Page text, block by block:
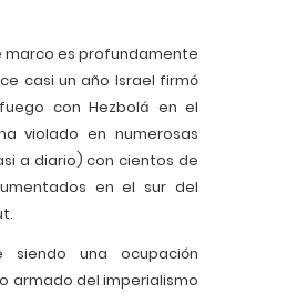
marco es profundamente
casi un año Israel firmó
con Hezbolá en el
violado en numerosas
a diario) con cientos de
en el sur del
siendo una ocupación
armado del imperialismo